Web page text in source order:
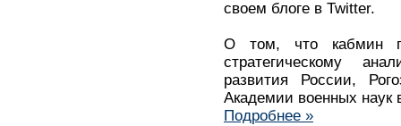
своем блоге в Twitter.
О том, что кабмин
стратегическому
развития России,
Академии военных наук
Подробнее »